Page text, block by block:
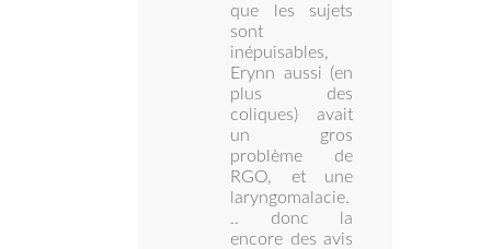
que les sujets
sont
inépuisables,
Erynn aussi (en
plus des
coliques) avait
un gros
problème de
RGO, et une
laryngomalacie.
.. donc la
encore des avis